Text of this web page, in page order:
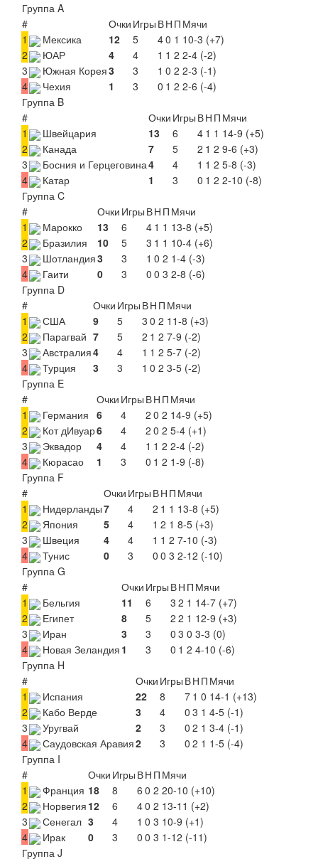
Группа A
#
Очки Игры ВН П Мячи
1
Мексика 12 5 40 1 10-3 (+7)
2
ЮАР 4 4 1 1 2 2-4 (-2)
3
Южная Корея3 3 1 0 2 2-3 (-1)
4
Чехия 1 3 0 1 2 2-6 (-4)
Группа B
#
Очки Игры ВН П Мячи
1
Швейцария 13 6 4 1 1 14-9 (+5)
2
Канада 7 5 2 1 2 9-6 (+3)
3
Босния и Герцеговина4 4 1 1 2 5-8 (-3)
4
Катар 1 3 0 1 2 2-10 (-8)
Группа C
#
Очки Игры ВН П Мячи
1
Марокко 13 6 4 1 1 13-8 (+5)
2
Бразилия 10 5 3 1 1 10-4 (+6)
3
Шотландия3 3 1 0 2 1-4 (-3)
4
Гаити 0 3 0 0 3 2-8 (-6)
Группа D
#
Очки Игры ВН П Мячи
1
США 9 5 3 0 2 11-8 (+3)
2
Парагвай 7 5 2 1 2 7-9 (-2)
3
Австралия4 4 1 1 2 5-7 (-2)
4
Турция 3 3 1 0 2 3-5 (-2)
Группа E
#
Очки Игры ВН П Мячи
1
Германия 6 4 2 0 2 14-9 (+5)
2
Кот дИвуар6 4 2 0 2 5-4 (+1)
3
Эквадор 4 4 1 1 2 2-4 (-2)
4
Кюрасао 1 3 0 1 2 1-9 (-8)
Группа F
#
Очки Игры ВН П Мячи
1
Нидерланды7 4 2 1 1 13-8 (+5)
2
Япония 5 4 1 2 1 8-5 (+3)
3
Швеция 4 4 1 1 2 7-10 (-3)
4
Тунис 0 3 0 0 3 2-12 (-10)
Группа G
#
Очки Игры ВН П Мячи
1
Бельгия 11 6 3 2 1 14-7 (+7)
2
Египет 8 5 2 2 1 12-9 (+3)
3
Иран 3 3 0 3 0 3-3 (0)
4
Новая Зеландия 1 3 0 1 2 4-10 (-6)
Группа H
#
Очки Игры ВН П Мячи
1
Испания 22 8 7 1 0 14-1 (+13)
2
Кабо Верде 3 4 0 3 1 4-5 (-1)
3
Уругвай 2 3 0 2 1 3-4 (-1)
4
Саудовская Аравия2 3 0 2 1 1-5 (-4)
Группа I
#
Очки Игры ВН П Мячи
1
Франция 18 8 6 0 2 20-10 (+10)
2
Норвегия 12 6 40 2 13-11 (+2)
3
Сенегал 3 4 1 0 3 10-9 (+1)
4
Ирак 0 3 0 0 3 1-12 (-11)
Группа J